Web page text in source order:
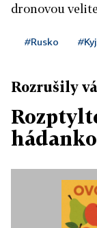
dronovou
#Rusko
Rozrušily